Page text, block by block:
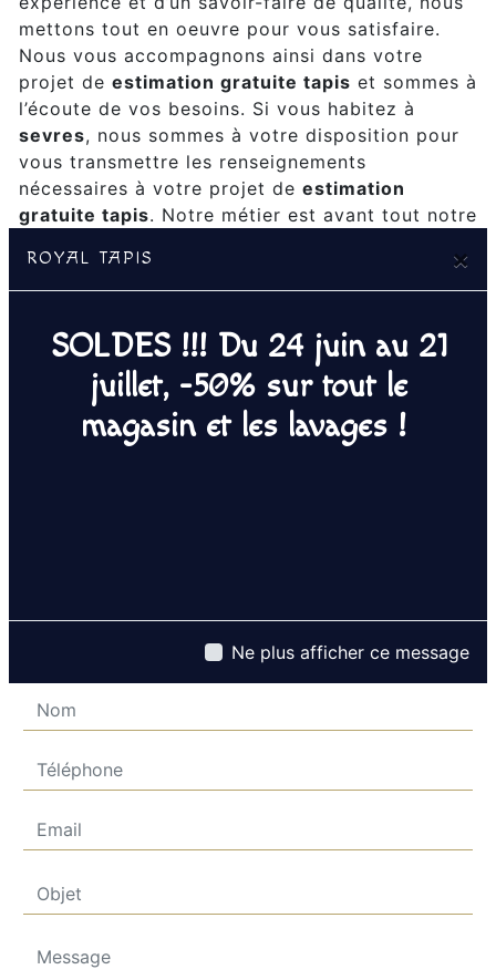
ROYAL TAPIS ×
SOLDES !!! Du 24 juin au 21
juillet, -50% sur tout le
magasin et les lavages !
Ne plus afficher ce message
mettons tout en oeuvre pour vous satisfaire.
Nous vous accompagnons ainsi dans votre
projet de estimation gratuite tapis et sommes à
l’écoute de vos besoins. Si vous habitez à
sevres, nous sommes à votre disposition pour
vous transmettre les renseignements
nécessaires à votre projet de estimation
gratuite tapis. Notre métier est avant tout notre
encore plus notre désir de réussir. Toute notre
équipe est qualifiée et travaille avec propreté
EN SAVOIR PLUS